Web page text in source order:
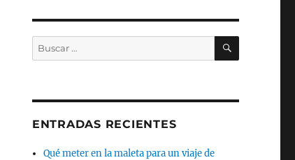
Buscar
por:
BUSCAR
ENTRADAS RECIENTES
Qué meter en la maleta para un viaje de